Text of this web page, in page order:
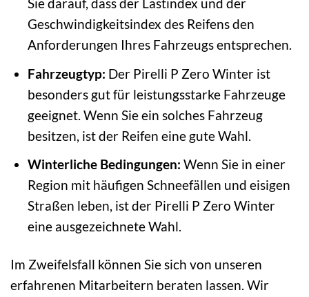
Sie darauf, dass der Lastindex und der
Geschwindigkeitsindex des Reifens den
Anforderungen Ihres Fahrzeugs entsprechen.
Fahrzeugtyp: Der Pirelli P Zero Winter ist
besonders gut für leistungsstarke Fahrzeuge
geeignet. Wenn Sie ein solches Fahrzeug
besitzen, ist der Reifen eine gute Wahl.
Winterliche Bedingungen: Wenn Sie in einer
Region mit häufigen Schneefällen und eisigen
Straßen leben, ist der Pirelli P Zero Winter
eine ausgezeichnete Wahl.
Im Zweifelsfall können Sie sich von unseren
erfahrenen Mitarbeitern beraten lassen. Wir